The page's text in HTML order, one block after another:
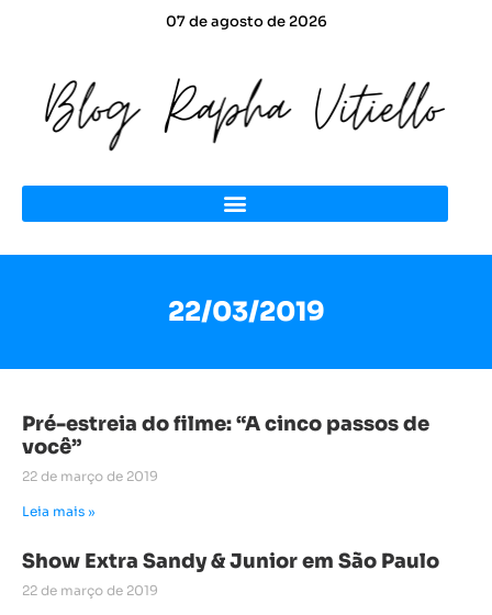
07 de agosto de 2026
22/03/2019
Pré-estreia do filme: “A cinco passos de
você”
22 de março de 2019
Leia mais »
Show Extra Sandy & Junior em São Paulo
22 de março de 2019